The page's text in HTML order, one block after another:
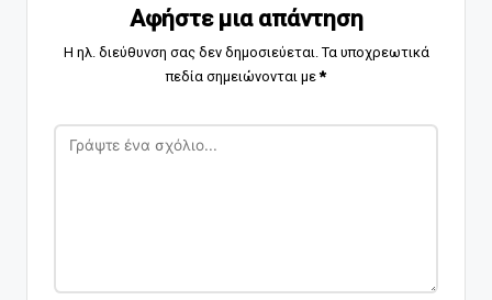
Αφήστε μια απάντηση
Η ηλ. διεύθυνση σας δεν δημοσιεύεται. Τα υποχρεωτικά
πεδία σημειώνονται με*